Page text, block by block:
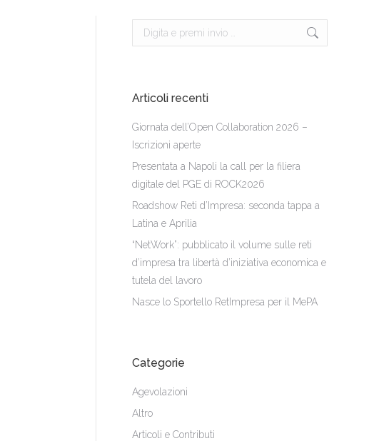
Cerca:
Articoli recenti
Giornata dell’Open Collaboration 2026 –
Iscrizioni aperte
Presentata a Napoli la call per la filiera
digitale del PGE di ROCK2026
Roadshow Reti d’Impresa: seconda tappa a
Latina e Aprilia
“NetWork”: pubblicato il volume sulle reti
d’impresa tra libertà d’iniziativa economica e
tutela del lavoro
Nasce lo Sportello RetImpresa per il MePA
Categorie
Agevolazioni
Altro
Articoli e Contributi